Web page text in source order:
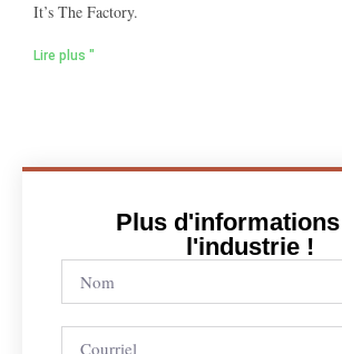
It’s The Factory.
Lire plus "
Plus
l'industrie !